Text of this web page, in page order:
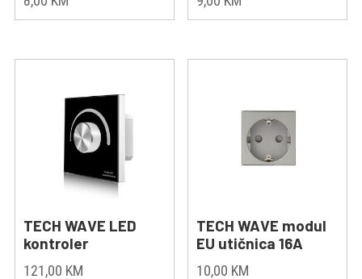
TECH WAVE LED
kontroler
121,00 KM
TECH WAVE modul
EU utičnica 16A
10,00 KM